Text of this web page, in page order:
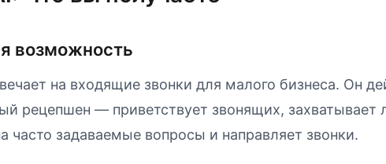
возможность
на входящие звонки для малого бизнеса. Он
рецепшен — приветствует звонящих, захватывает
часто задаваемые вопросы и направляет звонки.